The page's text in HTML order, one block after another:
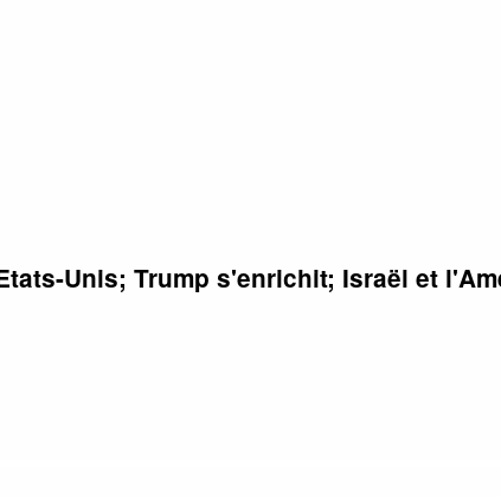
Unis; Trump s'enrichit; Israël et